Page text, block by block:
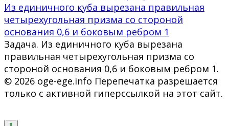
Из единичного куба вырезана правильная
четырехугольная призма со стороной
основания 0,6 и боковым ребром 1
Задача. Из единичного куба вырезана
правильная четырехугольная призма со
стороной основания 0,6 и боковым ребром 1.
© 2026 oge-ege.info Перепечатка разрешается
только с активной гиперссылкой на этот сайт.